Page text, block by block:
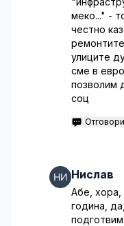
меко..." -
честно
улиците
сме в
позволим
соц
Отговори
Нислав
Абе, хора,
година,